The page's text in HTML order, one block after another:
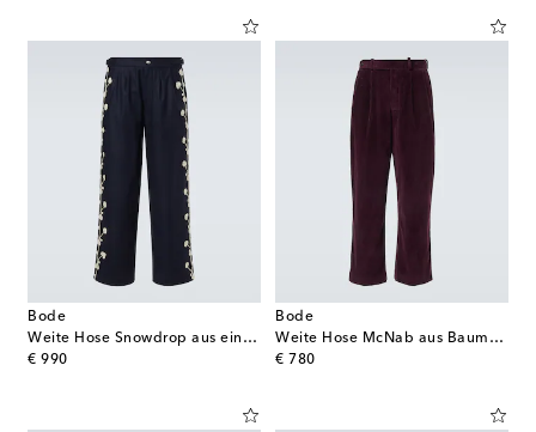
Bode
Weite Hose Snowdrop aus einem Wollgemisch
€ 990
original price
Bode
Weite Hose McNab aus Baumwoll-Cord
€ 780
original price